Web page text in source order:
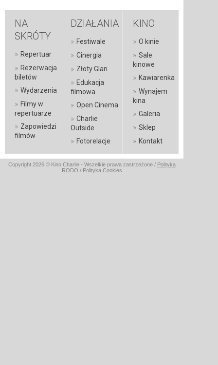
NA
SKRÓTY
» Repertuar
» Rezerwacja
biletów
» Wydarzenia
» Filmy w
repertuarze
» Zapowiedzi
filmów
DZIAŁANIA
» Festiwale
» Cinergia
» Złoty Glan
» Edukacja
filmowa
» Open Cinema
» Charlie
Outside
» Fotorelacje
KINO
» O kinie
» Sale
kinowe
» Kawiarenka
» Wynajem
kina
» Galeria
» Sklep
» Kontakt
Copyright 2026 © Kino Charlie - Wszelkie prawa zastrzeżone / Polityka
RODO / Polityka Cookies